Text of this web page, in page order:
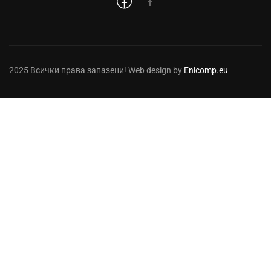
2025 Всички права запазени! Web design by Enicomp.eu